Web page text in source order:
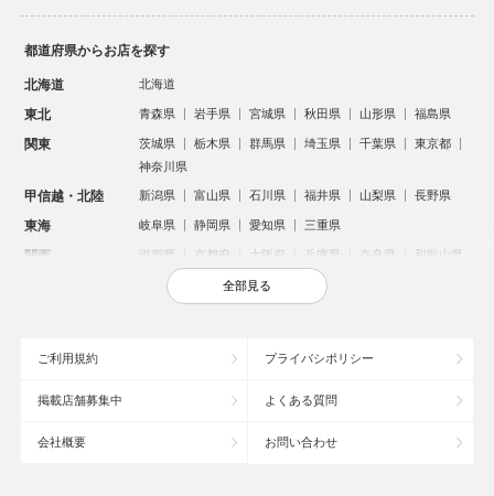
都道府県からお店を探す
北海道 北海道
東北 青森県 岩手県 宮城県 秋田県 山形県 福島県
関東 茨城県 栃木県 群馬県 埼玉県 千葉県
東京都
神奈川県
甲信越・北陸 新潟県 富山県 石川県 福井県 山梨県 長野県
東海 岐阜県 静岡県 愛知県 三重県
関西 滋賀県 京都府 大阪府 兵庫県 奈良県 和歌山県
鳥取県 島根県 岡山県 広島県
沖縄県
全部見る
ご利用規約 プライバシポリシー
掲載店舗募集中 よくある質問
会社概要 お問い合わせ